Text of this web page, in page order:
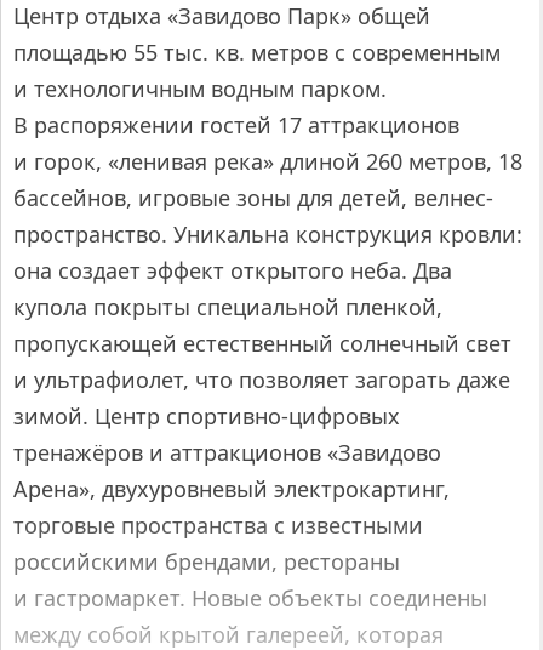
Центр отдыха «Завидово Парк» общей
площадью 55 тыс. кв. метров с современным
и технологичным водным парком.
В распоряжении гостей 17 аттракционов
и горок, «ленивая река» длиной 260 метров, 18
бассейнов, игровые зоны для детей, велнес-
пространство. Уникальна конструкция кровли:
она создает эффект открытого неба. Два
купола покрыты специальной пленкой,
пропускающей естественный солнечный свет
и ультрафиолет, что позволяет загорать даже
зимой. Центр спортивно-цифровых
тренажёров и аттракционов «Завидово
Арена», двухуровневый электрокартинг,
торговые пространства с известными
российскими брендами, рестораны
и гастромаркет. Новые объекты соединены
между собой крытой галереей, которая